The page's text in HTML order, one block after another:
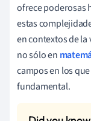
ofrece poderosas
estas
en contextos de la
no sólo en
campos en los
fundamental.